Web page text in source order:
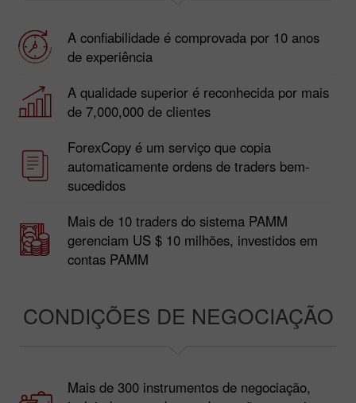
A confiabilidade é comprovada por 10 anos
de experiência
A qualidade superior é reconhecida por mais
de 7,000,000 de clientes
ForexCopy é um serviço que copia
automaticamente ordens de traders bem-
sucedidos
Mais de 10 traders do sistema PAMM
gerenciam US $ 10 milhões, investidos em
contas PAMM
CONDIÇÕES DE NEGOCIAÇÃO
Mais de 300 instrumentos de negociação,